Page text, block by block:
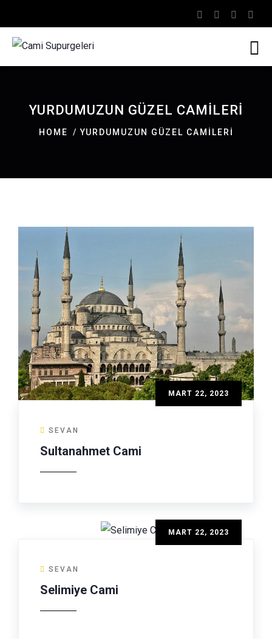
YURDUMUZUN GÜZEL CAMILERI
HOME YURDUMUZUN GÜZEL CAMILERI
MART 22, 2023
SEVAN
Sultanahmet Cami
MART 22, 2023
SEVAN
Selimiye Cami